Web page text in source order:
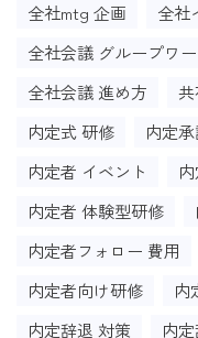
全社mtg 企画
全社
全社会議 グループワー
全社会議 進め方
内定式 研修
内定
内定者 イベント
内定者 体験型研修
内定者フォロー 費用
内定者向け研修
内
内定辞退 対策
内